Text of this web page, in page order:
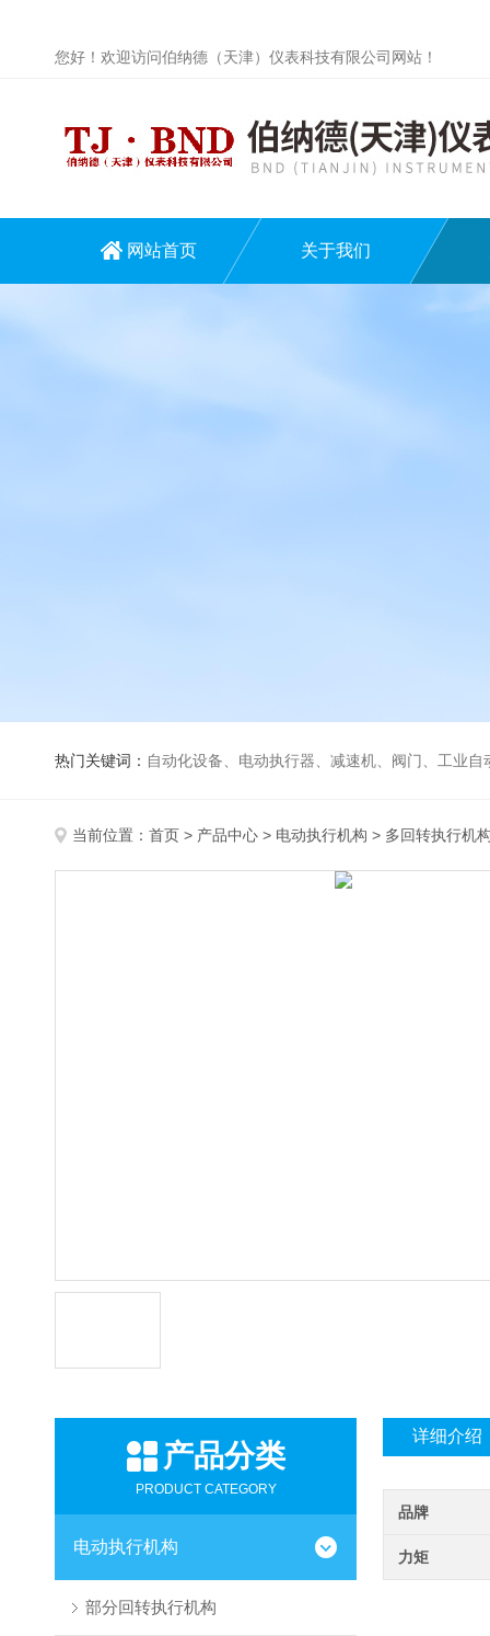
您好！欢迎访问伯纳德（天津）仪表科技有限公司网站！
网站首页 关于我们
热门关键词： 自动化设备、电动执行器、减速机、阀门、工业自
当前位置： 首页 > 产品中心 > 电动执行机构 > 多回转执行机
产品分类
PRODUCT CATEGORY
电动执行机构
部分回转执行机构
详细介绍
品牌
力矩